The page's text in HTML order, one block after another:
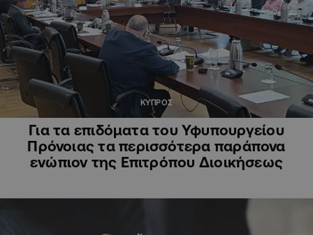
ΚΥΠΡΟΣ
Για τα επιδόματα του Υφυπουργείου
Πρόνοιας τα περισσότερα παράπονα
ενώπιον της Επιτρόπου Διοικήσεως